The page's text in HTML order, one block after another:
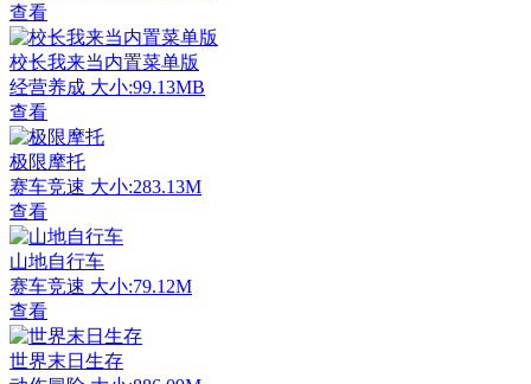
查看
校长我来当内置菜单版
经营养成 大小:99.13MB
查看
极限摩托
赛车竞速 大小:283.13M
查看
山地自行车
赛车竞速 大小:79.12M
查看
世界末日生存